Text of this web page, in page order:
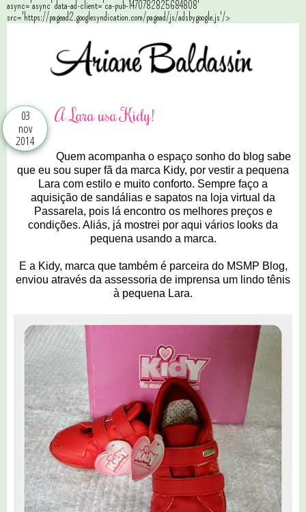
async='async' data-ad-client='ca-pub-1470782825684808'
src='https://pagead2.googlesyndication.com/pagead/js/adsbygoogle.js'/>
03
nov
2014
A Lara usa Kidy!
Quem acompanha o espaço sonho do blog sabe
que eu sou super fã da marca Kidy, por vestir a pequena
Lara com estilo e muito conforto. Sempre faço a
aquisição de sandálias e sapatos na loja virtual da
Passarela, pois lá encontro os melhores preços e
condições. Aliás, já mostrei por aqui vários looks da
pequena usando a marca.
E a Kidy, marca que também é parceira do MSMP Blog,
enviou através da assessoria de imprensa um lindo tênis
à pequena Lara.